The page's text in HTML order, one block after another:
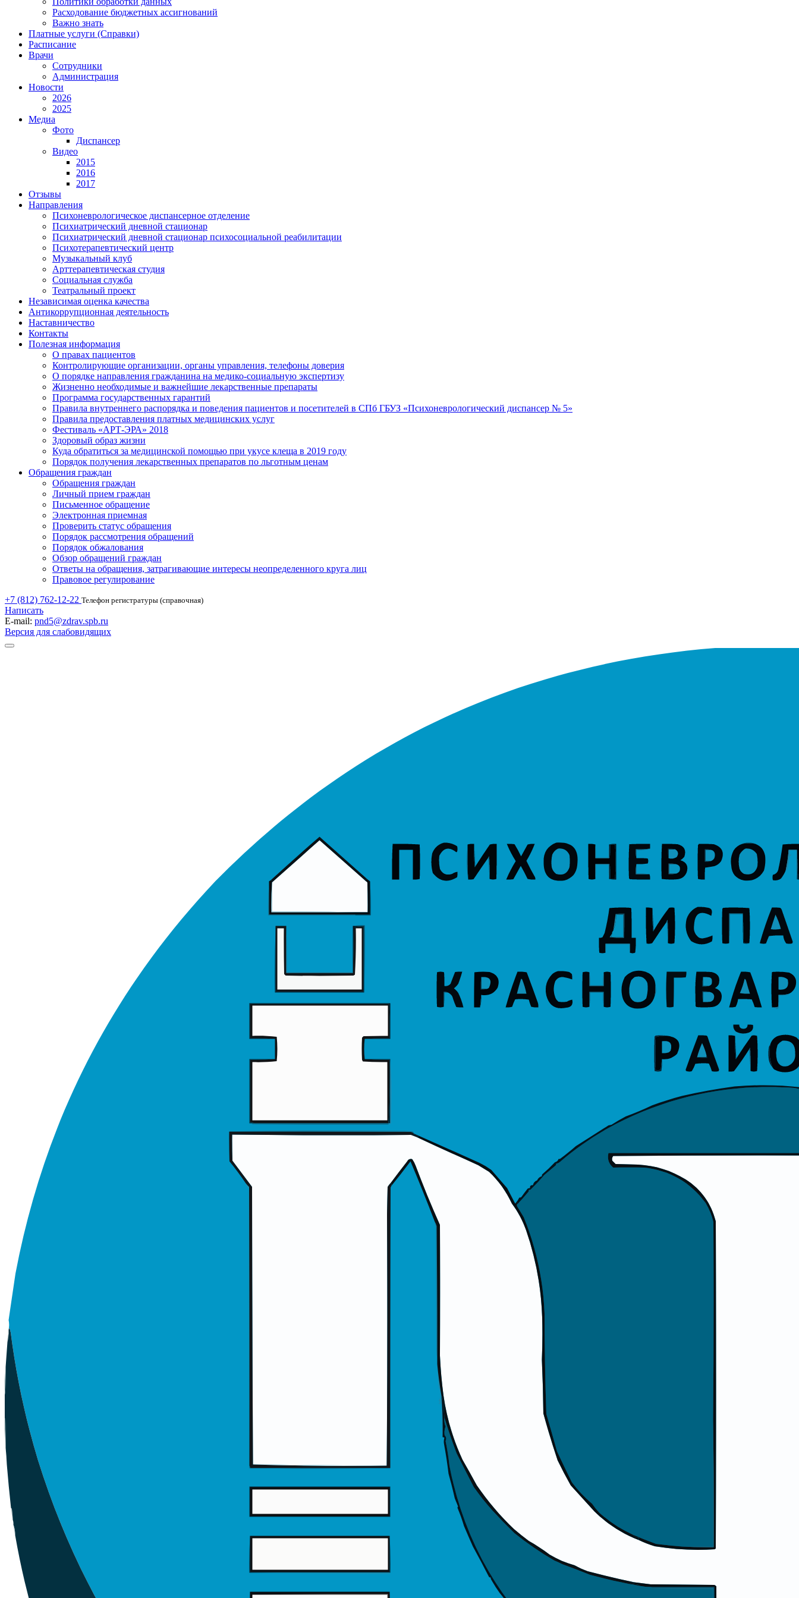
Расходование бюджетных ассигнований
Важно знать
Платные услуги (Справки)
Расписание
Врачи
Сотрудники
Администрация
Новости
2026
2025
Медиа
Фото
Диспансер
Видео
2015
2016
2017
Отзывы
Направления
Психоневрологическое диспансерное отделение
Психиатрический дневной стационар
Психиатрический дневной стационар психосоциальной реабилитации
Психотерапевтический центр
Музыкальный клуб
Арттерапевтическая студия
Социальная служба
Театральный проект
Независимая оценка качества
Антикоррупционная деятельность
Наставничество
Контакты
Полезная информация
О правах пациентов
Контролирующие организации, органы управления, телефоны доверия
О порядке направления гражданина на медико-социальную экспертизу
Жизненно необходимые и важнейшие лекарственные препараты
Программа государственных гарантий
Правила внутреннего распорядка и поведения пациентов и посетителей в СПб ГБУЗ «Психоневрологический диспансер № 5»
Правила предоставления платных медицинских услуг
Фестиваль «АРТ-ЭРА» 2018
Здоровый образ жизни
Куда обратиться за медицинской помощью при укусе клеща в 2019 году
Порядок получения лекарственных препаратов по льготным ценам
Обращения граждан
Обращения граждан
Личный прием граждан
Письменное обращение
Электронная приемная
Проверить статус обращения
Порядок рассмотрения обращений
Порядок обжалования
Обзор обращений граждан
Ответы на обращения, затрагивающие интересы неопределенного круга лиц
Правовое регулирование
+7 (812) 762-12-22 Телефон регистратуры (справочная)
Написать
E-mail: pnd5@zdrav.spb.ru
Версия для слабовидящих